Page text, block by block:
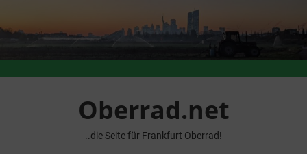
Inhalt
springen
Oberrad.net
..die Seite für Frankfurt Oberrad!